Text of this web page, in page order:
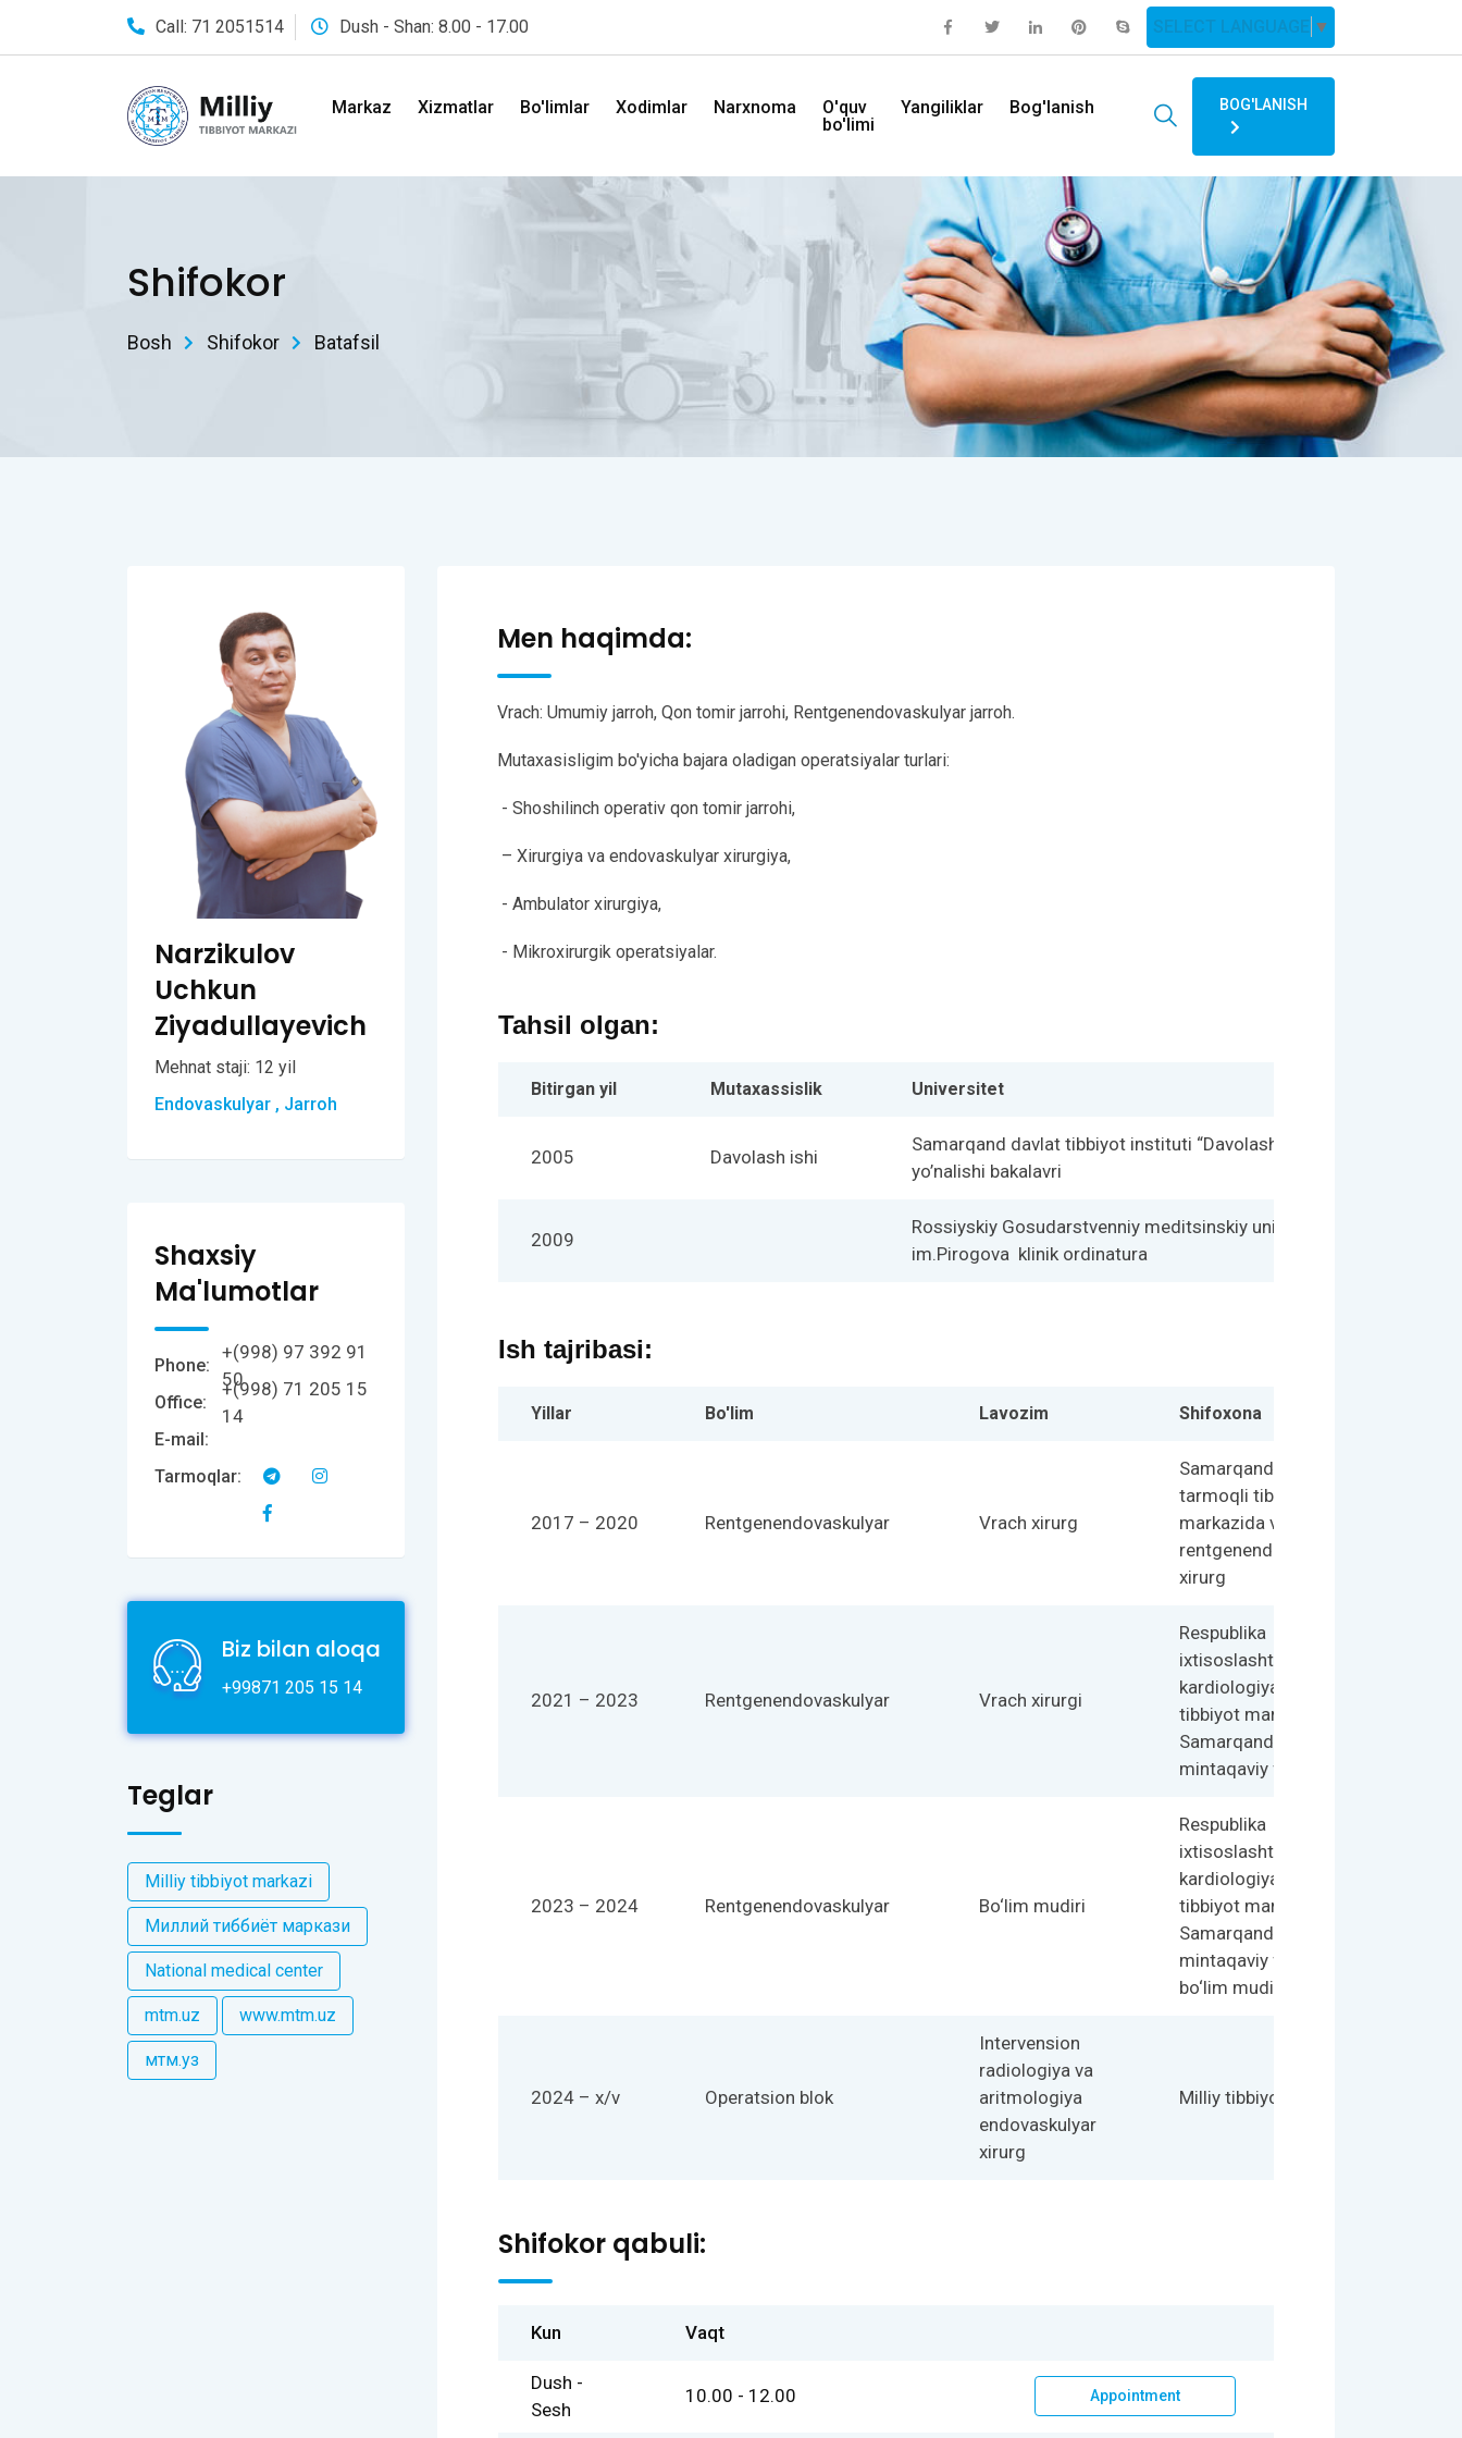
Call: 71 2051514 Dush - Shan: 8.00 - 17.00 SELECT LANGUAGE ▼
Markaz Xizmatlar Bo'limlar Xodimlar Narxnoma
O'quv
bo'limi
Yangiliklar Bog'lanish BOG'LANISH
Shifokor
Bosh Shifokor Batafsil
Men haqimda:
Vrach: Umumiy jarroh, Qon tomir jarrohi, Rentgenendovaskulyar jarroh.
Mutaxasisligim bo'yicha bajara oladigan operatsiyalar turlari:
- Shoshilinch operativ qon tomir jarrohi,
– Xirurgiya va endovaskulyar xirurgiya,
- Ambulator xirurgiya,
- Mikroxirurgik operatsiyalar.
Tahsil olgan:
Bitirgan yil Mutaxassislik Universitet
2005 Davolash ishi
Samarqand davlat tibbiyot instituti “Davolash ishi”
yo’nalishi bakalavri
2009
Rossiyskiy Gosudarstvenniy meditsinskiy universitet
im.Pirogova klinik ordinatura
Ish tajribasi:
Yillar Bo'lim Lavozim Shifoxona
2017 – 2020 Rentgenendovaskulyar Vrach xirurg
Samarqand viloyat ko‘p
tarmoqli tibbiyot
markazida vrach
rentgenendovaskulyar
xirurg
2021 – 2023 Rentgenendovaskulyar Vrach xirurgi
Respublika
ixtisoslashtirilgan
kardiologiya ilmiy-amaliy
tibbiyot markazi
Samarqand viloyat
mintaqaviy filialining
2023 – 2024 Rentgenendovaskulyar Bo‘lim mudiri
Respublika
ixtisoslashtirilgan
kardiologiya ilmiy-amaliy
tibbiyot markazi
Samarqand viloyat
mintaqaviy filialining
bo‘lim mudiri
2024 – x/v Operatsion blok
Intervension
radiologiya va
aritmologiya
endovaskulyar
xirurg
Milliy tibbiyot markazi
Shifokor qabuli:
Kun Vaqt
Dush -
Sesh
10.00 - 12.00 Appointment
Narzikulov
Uchkun
Ziyadullayevich
Mehnat staji: 12 yil
Endovaskulyar , Jarroh
Shaxsiy
Ma'lumotlar
Phone:
+(998) 97 392 91
50
Office:
+(998) 71 205 15
14
E-mail:
Tarmoqlar:
Biz bilan aloqa
+99871 205 15 14
Teglar
Milliy tibbiyot markazi
Миллий тиббиёт маркази
National medical center
mtm.uz www.mtm.uz
мтм.уз